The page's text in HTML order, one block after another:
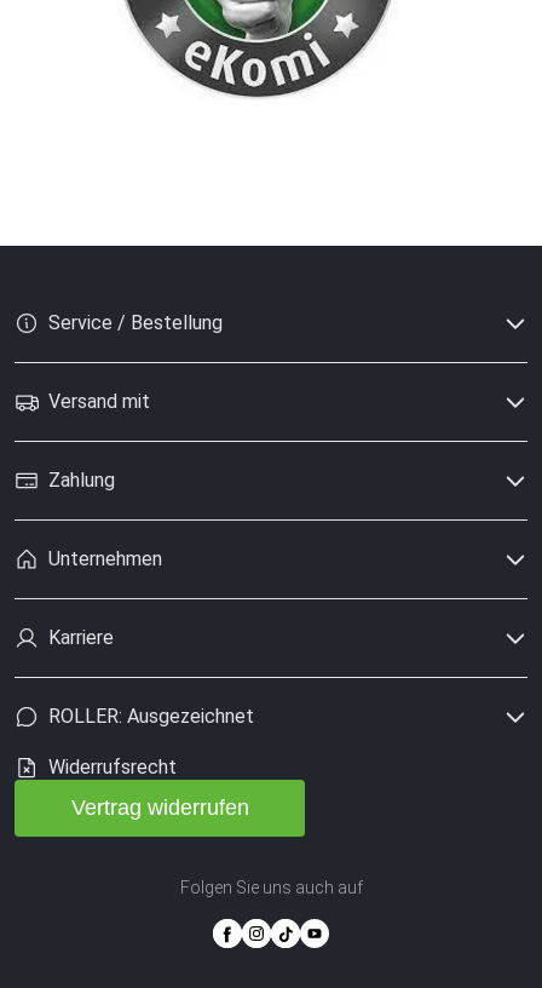
Service / Bestellung
Versand mit
Zahlung
Unternehmen
Karriere
ROLLER: Ausgezeichnet
Widerrufsrecht
Vertrag widerrufen
Folgen Sie uns auch auf